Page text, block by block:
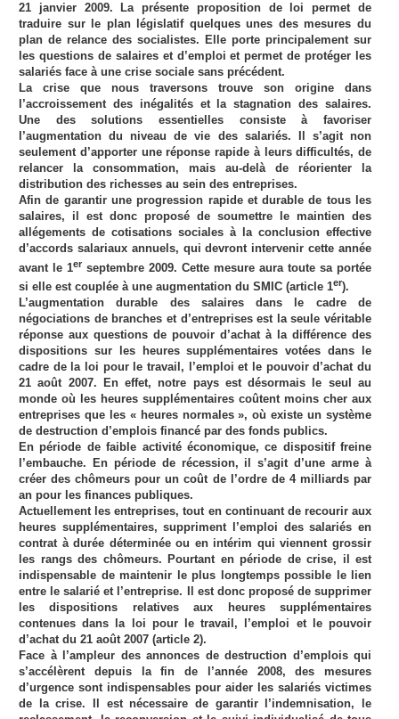
21 janvier 2009. La présente proposition de loi permet de
traduire sur le plan législatif quelques unes des mesures du
plan de relance des socialistes. Elle porte principalement sur
les questions de salaires et d’emploi et permet de protéger les
salariés face à une crise sociale sans précédent.
La crise que nous traversons trouve son origine dans
l’accroissement des inégalités et la stagnation des salaires.
Une des solutions essentielles consiste à favoriser
l’augmentation du niveau de vie des salariés. Il s’agit non
seulement d’apporter une réponse rapide à leurs difficultés, de
relancer la consommation, mais au-delà de réorienter la
distribution des richesses au sein des entreprises.
Afin de garantir une progression rapide et durable de tous les
salaires, il est donc proposé de soumettre le maintien des
allégements de cotisations sociales à la conclusion effective
d’accords salariaux annuels, qui devront intervenir cette année
avant le 1er septembre 2009. Cette mesure aura toute sa portée
si elle est couplée à une augmentation du SMIC (article 1er).
L’augmentation durable des salaires dans le cadre de
négociations de branches et d’entreprises est la seule véritable
réponse aux questions de pouvoir d’achat à la différence des
dispositions sur les heures supplémentaires votées dans le
cadre de la loi pour le travail, l’emploi et le pouvoir d’achat du
21 août 2007. En effet, notre pays est désormais le seul au
monde où les heures supplémentaires coûtent moins cher aux
entreprises que les « heures normales », où existe un système
de destruction d’emplois financé par des fonds publics.
En période de faible activité économique, ce dispositif freine
l’embauche. En période de récession, il s’agit d’une arme à
créer des chômeurs pour un coût de l’ordre de 4 milliards par
an pour les finances publiques.
Actuellement les entreprises, tout en continuant de recourir aux
heures supplémentaires, suppriment l’emploi des salariés en
contrat à durée déterminée ou en intérim qui viennent grossir
les rangs des chômeurs. Pourtant en période de crise, il est
indispensable de maintenir le plus longtemps possible le lien
entre le salarié et l’entreprise. Il est donc proposé de supprimer
les dispositions relatives aux heures supplémentaires
contenues dans la loi pour le travail, l’emploi et le pouvoir
d’achat du 21 août 2007 (article 2).
Face à l’ampleur des annonces de destruction d’emplois qui
s’accélèrent depuis la fin de l’année 2008, des mesures
d’urgence sont indispensables pour aider les salariés victimes
de la crise. Il est nécessaire de garantir l’indemnisation, le